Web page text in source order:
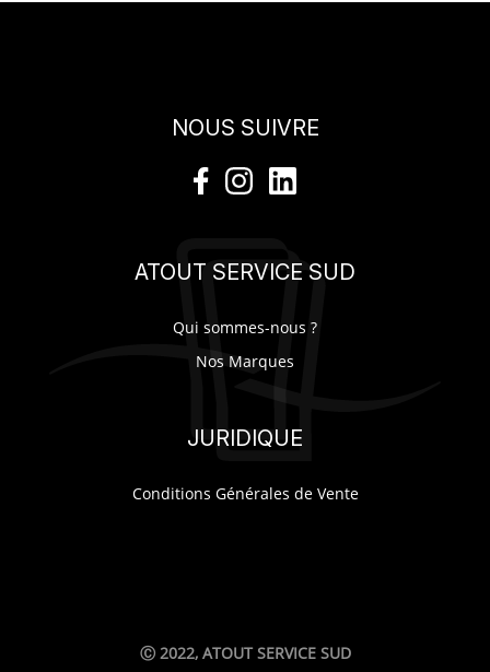
NOUS SUIVRE
ATOUT SERVICE SUD
Qui sommes-nous ?
Nos Marques
JURIDIQUE
Conditions Générales de Vente
Ⓒ 2022, ATOUT SERVICE SUD